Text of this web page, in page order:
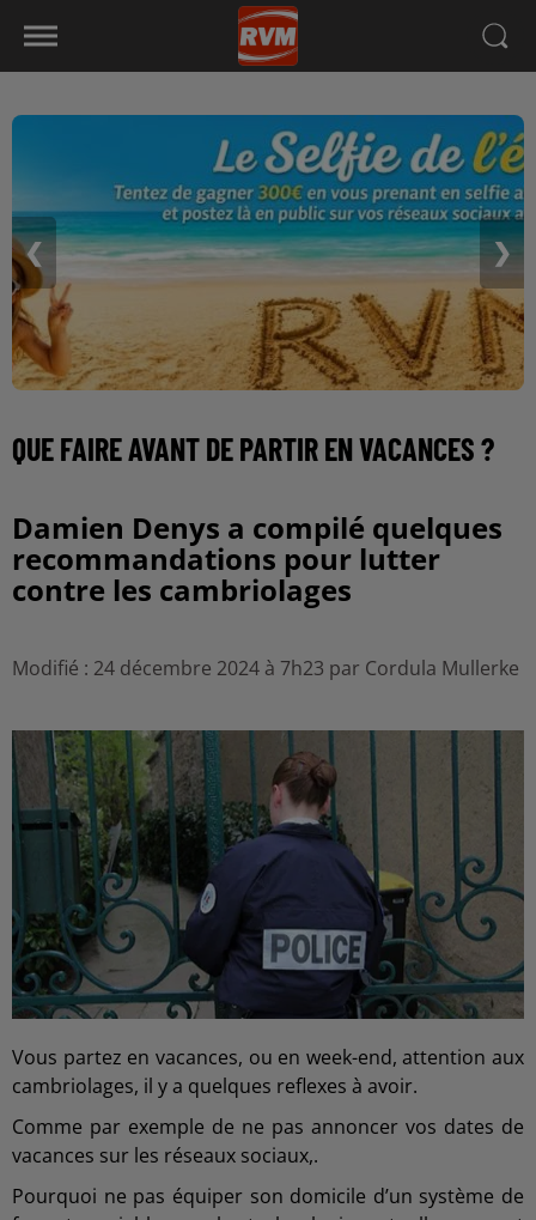
❮ ❯
QUE FAIRE AVANT DE PARTIR EN VACANCES ?
Damien Denys a compilé quelques
recommandations pour lutter
contre les cambriolages
Modifié : 24 décembre 2024 à 7h23 par Cordula Mullerke
Vous partez en vacances, ou en week-end, attention aux
cambriolages, il y a quelques reflexes à avoir.
Comme par exemple de ne pas annoncer vos dates de
vacances sur les réseaux sociaux,.
Pourquoi ne pas équiper son domicile d’un système de